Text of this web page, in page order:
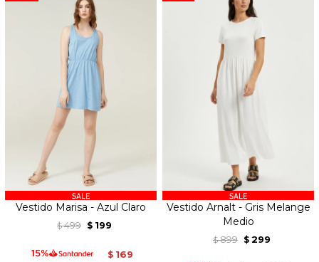
Vestido Marisa - Azul Claro
$ 499 $ 199
$ 169
Vestido Arnalt - Gris Melange
Medio
$ 899 $ 299